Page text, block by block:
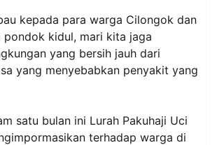
kepada para warga Cilongok dan
pondok kidul, mari kita jaga
yang bersih jauh dari
yang menyebabkan penyakit yang
satu bulan ini Lurah Pakuhaji Uci
terhadap warga di